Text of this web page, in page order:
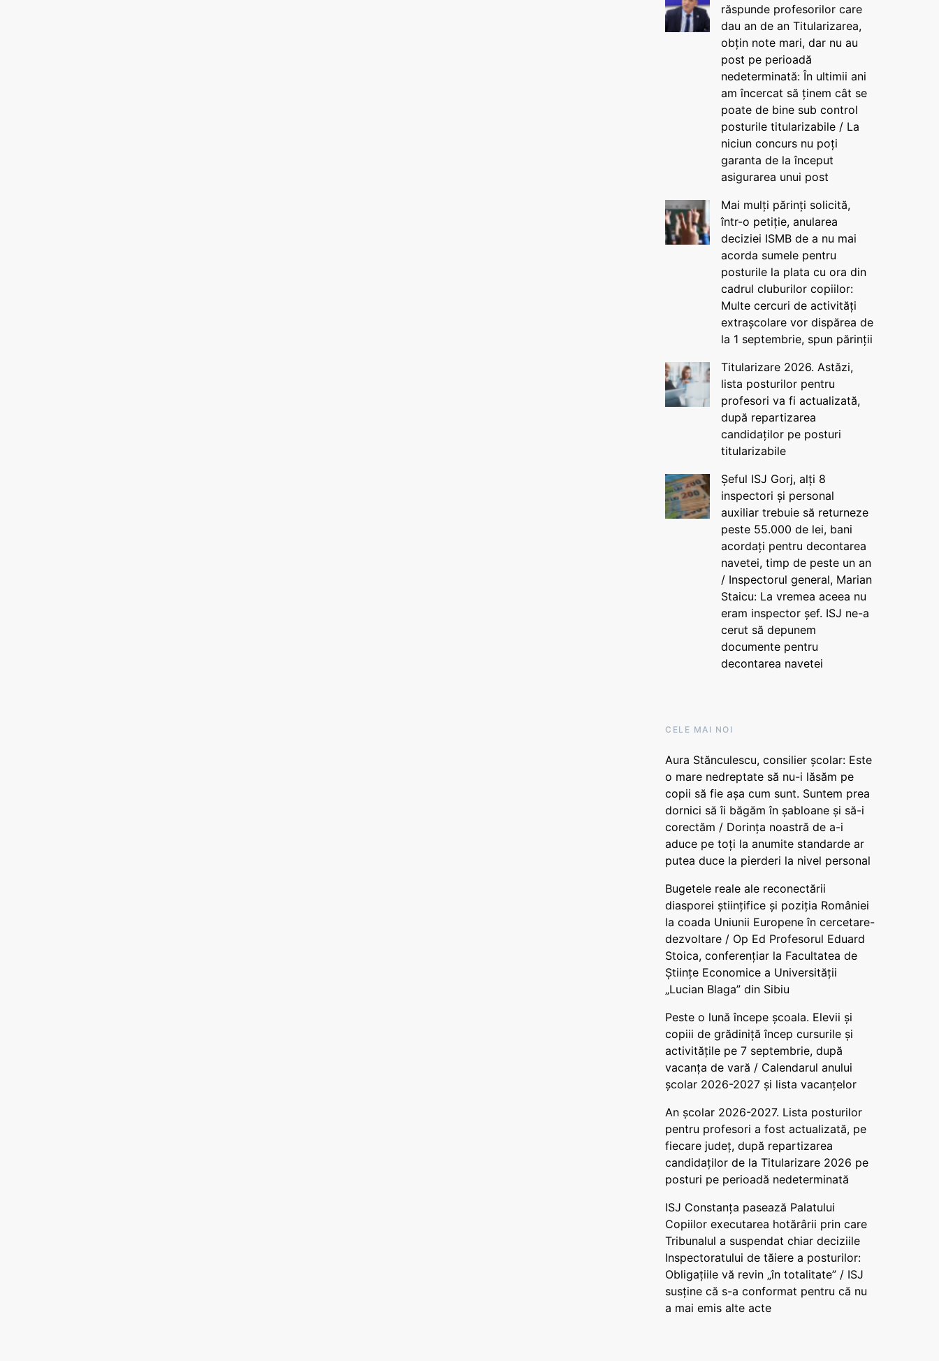
răspunde profesorilor care
dau an de an Titularizarea,
obțin note mari, dar nu au
post pe perioadă
nedeterminată: În ultimii ani
am încercat să ținem cât se
poate de bine sub control
posturile titularizabile / La
niciun concurs nu poți
garanta de la început
asigurarea unui post
Mai mulți părinți solicită,
într-o petiție, anularea
deciziei ISMB de a nu mai
acorda sumele pentru
posturile la plata cu ora din
cadrul cluburilor copiilor:
Multe cercuri de activități
extrașcolare vor dispărea de
la 1 septembrie, spun părinții
Titularizare 2026. Astăzi,
lista posturilor pentru
profesori va fi actualizată,
după repartizarea
candidaților pe posturi
titularizabile
Șeful ISJ Gorj, alți 8
inspectori și personal
auxiliar trebuie să returneze
peste 55.000 de lei, bani
acordați pentru decontarea
navetei, timp de peste un an
/ Inspectorul general, Marian
Staicu: La vremea aceea nu
eram inspector șef. ISJ ne-a
cerut să depunem
documente pentru
decontarea navetei
CELE MAI NOI
Aura Stănculescu, consilier școlar: Este
o mare nedreptate să nu-i lăsăm pe
copii să fie așa cum sunt. Suntem prea
dornici să îi băgăm în șabloane și să-i
corectăm / Dorința noastră de a-i
aduce pe toți la anumite standarde ar
putea duce la pierderi la nivel personal
Bugetele reale ale reconectării
diasporei științifice și poziția României
la coada Uniunii Europene în cercetare-
dezvoltare / Op Ed Profesorul Eduard
Stoica, conferențiar la Facultatea de
Științe Economice a Universității
„Lucian Blaga” din Sibiu
Peste o lună începe școala. Elevii și
copiii de grădiniță încep cursurile și
activitățile pe 7 septembrie, după
vacanța de vară / Calendarul anului
școlar 2026-2027 și lista vacanțelor
An școlar 2026-2027. Lista posturilor
pentru profesori a fost actualizată, pe
fiecare județ, după repartizarea
candidaților de la Titularizare 2026 pe
posturi pe perioadă nedeterminată
ISJ Constanța pasează Palatului
Copiilor executarea hotărârii prin care
Tribunalul a suspendat chiar deciziile
Inspectoratului de tăiere a posturilor:
Obligațiile vă revin „în totalitate” / ISJ
susține că s-a conformat pentru că nu
a mai emis alte acte